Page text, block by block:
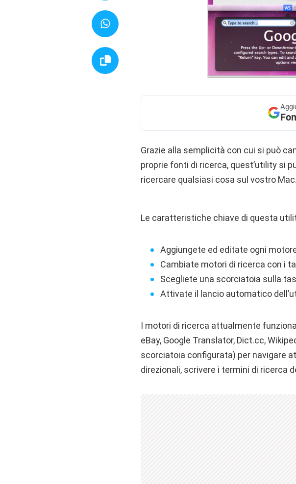
Grazie alla semplicità con cui si può
proprie fonti di ricerca, quest’utility si
ricercare qualsiasi cosa sul vostro Mac.
Le caratteristiche chiave di questa
Aggiungete ed editate ogni
Cambiate motori di ricerca con i
Scegliete una scorciatoia sulla
Attivate il lancio automatico
I motori di ricerca attualmente
eBay, Google Translator, Dict.cc,
scorciatoia configurata) per navigare
direzionali, scrivere i termini di ricerca